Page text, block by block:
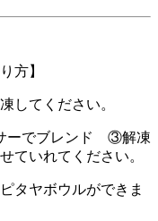
方】
してください。
でブレンド
③解凍
ていれてください。
タヤボウルができま